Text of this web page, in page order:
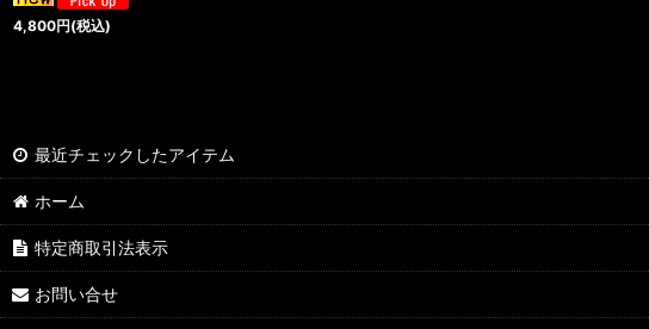
4,800円(税込)
最近チェックしたアイテム
ホーム
特定商取引法表示
お問い合せ